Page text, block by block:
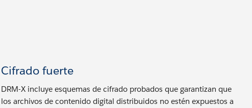
Cifrado fuerte
DRM-X incluye esquemas de cifrado probados que garantizan que
los archivos de contenido digital distribuidos no estén expuestos a